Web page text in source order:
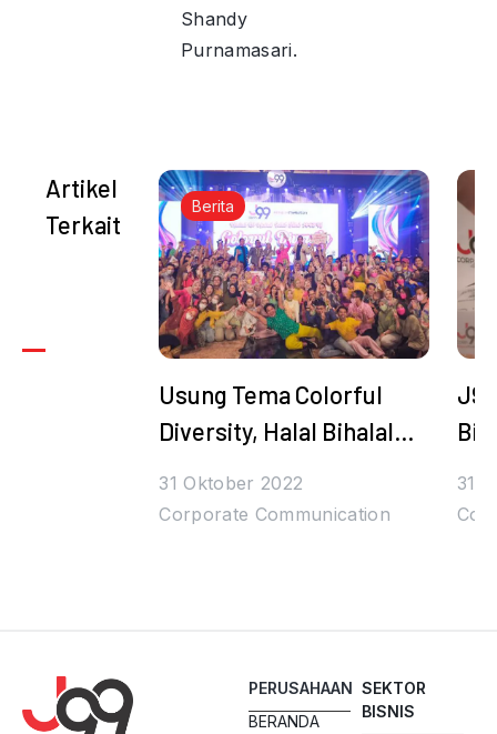
Shandy
Purnamasari.
Artikel
Terkait
Berita
Usung Tema Colorful
Diversity, Halal Bihalal
Hadiah dan Bintang
31 Oktober 2022
Corporate Communication
31
PERUSAHAAN
BERANDA
SEKTOR
BISNIS